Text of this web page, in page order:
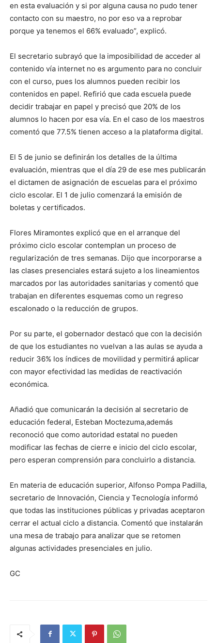
en esta evaluación y si por alguna causa no pudo tener
contacto con su maestro, no por eso va a reprobar
porque ya tenemos el 66% evaluado”, explicó.
El secretario subrayó que la imposibilidad de acceder al
contenido vía internet no es argumento para no concluir
con el curso, pues los alumnos pueden recibir los
contenidos en papel. Refirió que cada escuela puede
decidir trabajar en papel y precisó que 20% de los
alumnos lo hacen por esa vía. En el caso de los maestros
comentó que 77.5% tienen acceso a la plataforma digital.
El 5 de junio se definirán los detalles de la última
evaluación, mientras que el día 29 de ese mes publicarán
el dictamen de asignación de escuelas para el próximo
ciclo escolar. El 1 de julio comenzará la emisión de
boletas y certificados.
Flores Miramontes explicó que en el arranque del
próximo ciclo escolar contemplan un proceso de
regularización de tres semanas. Dijo que incorporarse a
las clases presenciales estará sujeto a los lineamientos
marcados por las autoridades sanitarias y comentó que
trabajan en diferentes esquemas como un regreso
escalonado o la reducción de grupos.
Por su parte, el gobernador destacó que con la decisión
de que los estudiantes no vuelvan a las aulas se ayuda a
reducir 36% los índices de movilidad y permitirá aplicar
con mayor efectividad las medidas de reactivación
económica.
Añadió que comunicarán la decisión al secretario de
educación federal, Esteban Moctezuma,además
reconoció que como autoridad estatal no pueden
modificar las fechas de cierre e inicio del ciclo escolar,
pero esperan comprensión para concluirlo a distancia.
En materia de educación superior, Alfonso Pompa Padilla,
secretario de Innovación, Ciencia y Tecnología informó
que todas las instituciones públicas y privadas aceptaron
cerrar el actual ciclo a distancia. Comentó que instalarán
una mesa de trabajo para analizar que se retomen
algunas actividades presenciales en julio.
GC